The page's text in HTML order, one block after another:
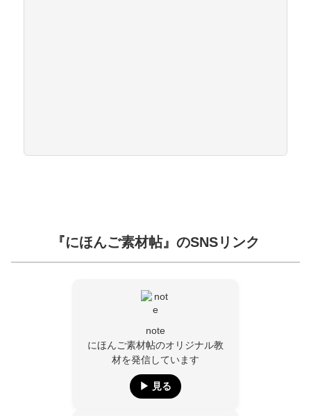
『にほんご素材帖』のSNSリンク
note
にほんご素材帖のオリジナル教
材を発信しています
▶︎ 見る